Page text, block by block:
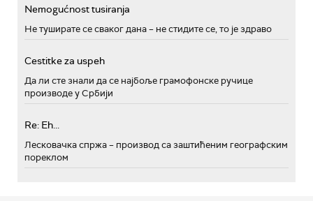
Nemogućnost tusiranja
Не туширате се сваког дана – не стидите се, то је здраво
Cestitke za uspeh
Да ли сте знали да се најбоље грамофонске ручице
производе у Србији
Re: Eh...
Лесковачка спржа – производ са заштићеним географским
пореклом